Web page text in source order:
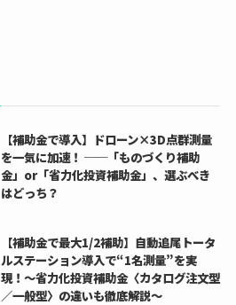
【補助金で導入】ドローン×3D点群測量
を一気に加速！ ──「ものづくり補助
金」or「省力化投資補助金」、選ぶべき
はどっち？
【補助金で最大1/2補助】自動追尾トータ
ルステーション導入で“1名測量”を実
現！〜省力化投資補助金〈カタログ注文型
／一般型〉の違いも徹底解説〜